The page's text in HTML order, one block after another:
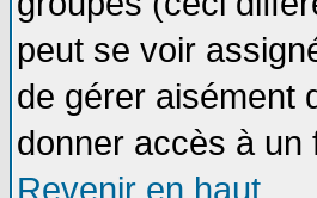
peut se voir
de gérer aisément
donner accès à un
Revenir en haut